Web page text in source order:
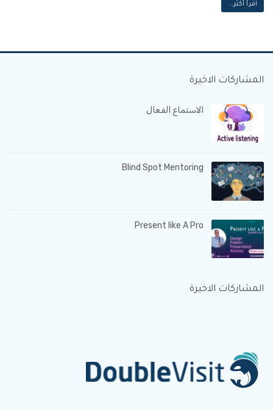
اقرأ أكثر...
المشاركات الاخيرة
الاستماع الفعال
Blind Spot Mentoring
Present like A Pro
المشاركات الاخيرة